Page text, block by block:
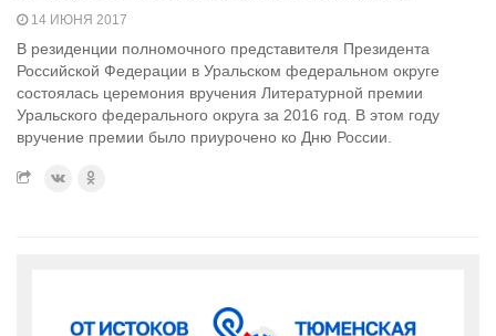
14 ИЮНЯ 2017
В резиденции полномочного представителя Президента
Российской Федерации в Уральском федеральном округе
состоялась церемония вручения Литературной премии
Уральского федерального округа за 2016 год. В этом году
вручение премии было приурочено ко Дню России.